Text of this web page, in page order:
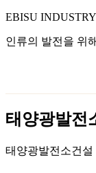
EBISU
인류의 발전을 위
태양광발전
태양광발전소건설